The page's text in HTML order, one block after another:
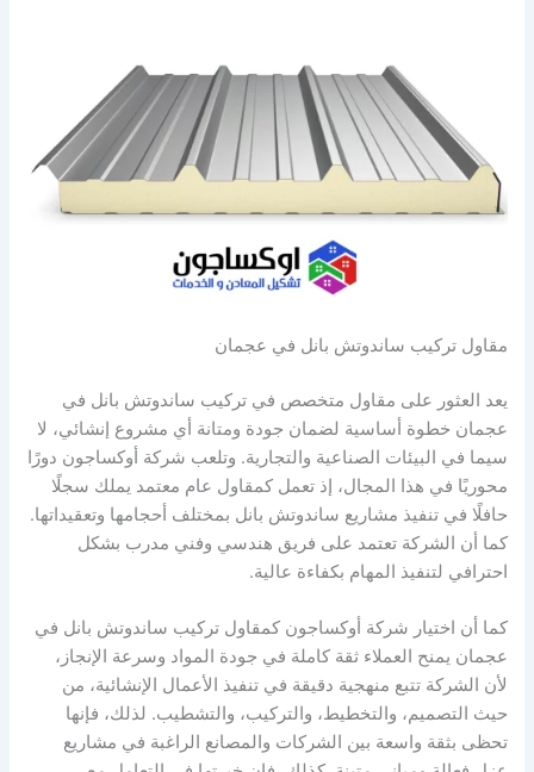
مقاول تركيب ساندوتش بانل في عجمان
يعد العثور على مقاول متخصص في تركيب ساندوتش بانل في
عجمان خطوة أساسية لضمان جودة ومتانة أي مشروع إنشائي، لا
سيما في البيئات الصناعية والتجارية. وتلعب شركة أوكساجون دورًا
محوريًا في هذا المجال، إذ تعمل كمقاول عام معتمد يملك سجلًا
حافلًا في تنفيذ مشاريع ساندوتش بانل بمختلف أحجامها وتعقيداتها.
كما أن الشركة تعتمد على فريق هندسي وفني مدرب بشكل
احترافي لتنفيذ المهام بكفاءة عالية.
كما أن اختيار شركة أوكساجون كمقاول تركيب ساندوتش بانل في
عجمان يمنح العملاء ثقة كاملة في جودة المواد وسرعة الإنجاز،
لأن الشركة تتبع منهجية دقيقة في تنفيذ الأعمال الإنشائية، من
حيث التصميم، والتخطيط، والتركيب، والتشطيب. لذلك، فإنها
تحظى بثقة واسعة بين الشركات والمصانع الراغبة في مشاريع